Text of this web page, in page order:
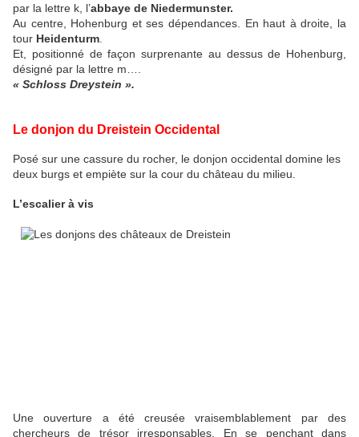
par la lettre k, l’abbaye de Niedermunster.
Au centre, Hohenburg et ses dépendances. En haut à droite, la
tour Heidenturm
Et, positionné de façon surprenante au dessus de Hohenburg,
désigné par la lettre m….
« Schloss Dreystein ».
Le donjon du Dreistein Occidental
Posé sur une cassure du rocher, le donjon occidental domine les
deux burgs et empiète sur la cour du château du milieu.
L’escalier à vis
Une ouverture a été creusée vraisemblablement par des
chercheurs de trésor irresponsables. En se penchant dans